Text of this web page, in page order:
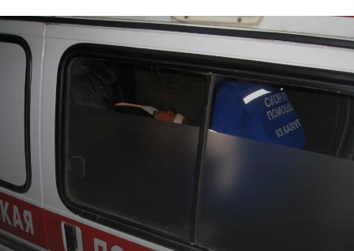
Криминал
Культура
Недвижимость и ЖКХ
Образование
Общество
Происшествия
Спорт
Экономика и бизнес